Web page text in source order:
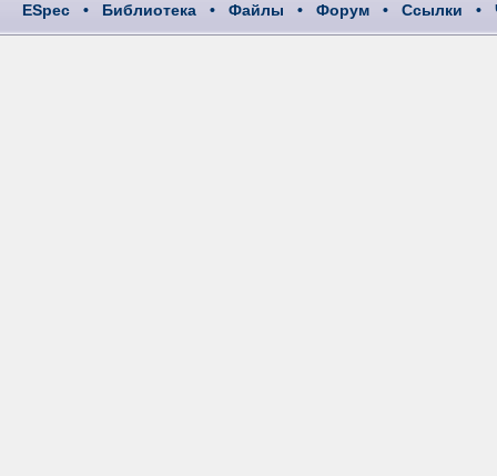
ESpec • Библиотека • Файлы • Форум • Ссылки •